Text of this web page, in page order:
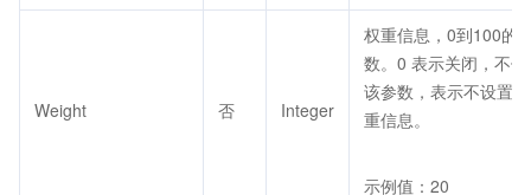
Weight 否 Integer
权重信息，0到100的
数。0 表示关闭，不传
该参数，表示不设置权
重信息。
示例值：20